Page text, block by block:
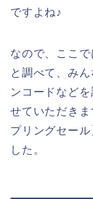
ですよね♪
なので、ここ
と調べて、み
ンコードなど
せていただき
プリングセー
した。